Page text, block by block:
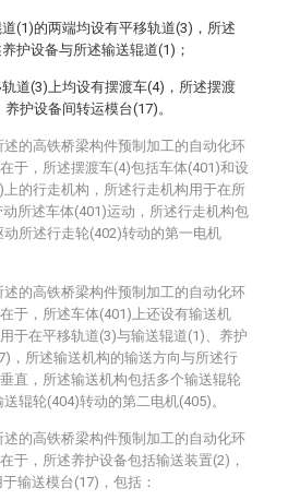
(1)的两端均设有平移轨道(3)，所述
护设备与所述输送辊道(1)；
道(3)上均设有摆渡车(4)，所述摆渡
护设备间转运模台(17)。
的高铁桥梁构件预制加工的自动化环
于，所述摆渡车(4)包括车体(401)和设
的行走机构，所述行走机构用于在所
所述车体(401)运动，所述行走机构包
所述行走轮(402)转动的第一电机
的高铁桥梁构件预制加工的自动化环
于，所述车体(401)上还设有输送机
于在平移轨道(3)与输送辊道(1)、养护
，所述输送机构的输送方向与所述行
直，所述输送机构包括多个输送辊轮
辊轮(404)转动的第二电机(405)。
述的高铁桥梁构件预制加工的自动化环
于，所述养护设备包括输送装置(2)，
输送模台(17)，包括：